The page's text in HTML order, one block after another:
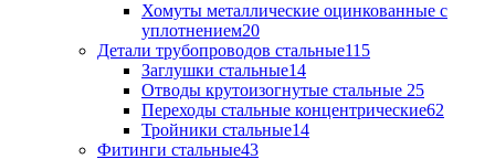
Хомуты металлические оцинкованные с
уплотнением20
Детали трубопроводов стальные115
Заглушки стальные14
Отводы крутоизогнутые стальные 25
Переходы стальные концентрические62
Тройники стальные14
Фитинги стальные43